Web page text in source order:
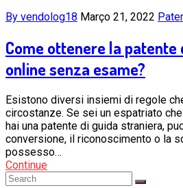
By vendolog18 Março 21, 2022
Come ottenere la patente
online senza esame?
Esistono diversi insiemi di regole
circostanze. Se sei un espatriato
hai una patente di guida straniera,
conversione, il riconoscimento o la
possesso…
Continue